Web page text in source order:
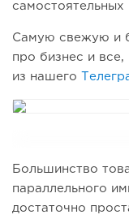
самостоятельных
Самую свежую и
про бизнес и
из нашего
Большинство
параллельного
достаточно